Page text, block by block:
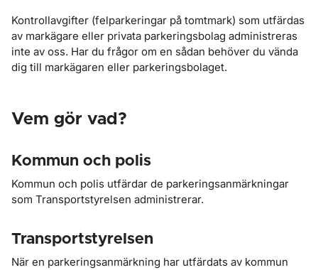
Kontrollavgifter (felparkeringar på tomtmark) som utfärdas
av markägare eller privata parkeringsbolag administreras
inte av oss. Har du frågor om en sådan behöver du vända
dig till markägaren eller parkeringsbolaget.
Vem gör vad?
Kommun och polis
Kommun och polis utfärdar de parkeringsanmärkningar
som Transportstyrelsen administrerar.
Transportstyrelsen
När en parkeringsanmärkning har utfärdats av kommun